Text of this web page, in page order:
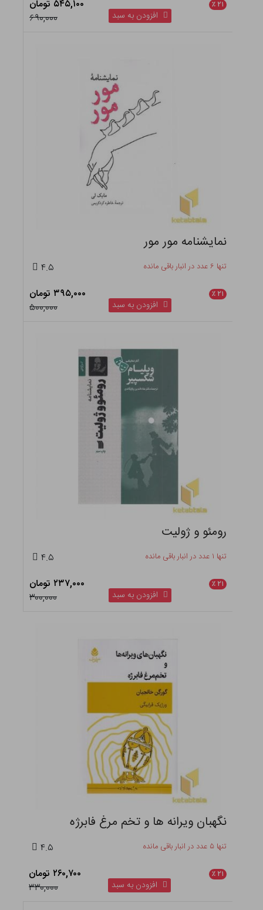
۲۱ ٪
۵۴۵,۱۰۰ تومان
۶۹۰,۰۰۰
افزودن به سبد
نمایشنامه مور مور
تنها ۶ عدد در انبار باقی مانده ۴.۵
۲۱ ٪
۳۹۵,۰۰۰ تومان
۵۰۰,۰۰۰
افزودن به سبد
رومئو و ژولیت
تنها ۱ عدد در انبار باقی مانده ۴.۵
۲۱ ٪
۲۳۷,۰۰۰ تومان
۳۰۰,۰۰۰
افزودن به سبد
نگهبان ویرانه ها و تخم مرغ فابرژه
تنها ۵ عدد در انبار باقی مانده ۴.۵
۲۱ ٪
۲۶۰,۷۰۰ تومان
۳۳۰,۰۰۰
افزودن به سبد